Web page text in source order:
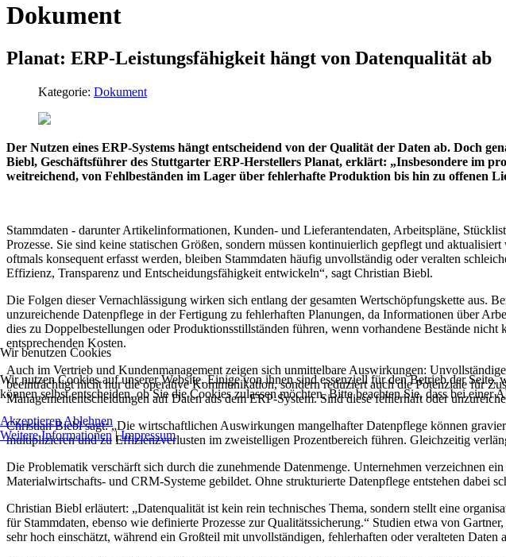
Dokument
Planat: ERP-Leistungsfähigkeit hängt von Datenqualität ab
Kategorie: Dokument
Der Nutzen eines ERP-Systems hängt entscheidend von der Qualität der Daten ab. Doch
Biebl, Geschäftsführer des Stuttgarter ERP-Herstellers Planat, erklärt: „Insbesondere im
weitreichend, von Fehlbeständen im Lager über fehlerhafte Produktion bis hin zu offenen
Stammdaten - darunter Artikelinformationen, Kunden- und Lieferantendaten, Arbeitspläne,
Prozesse. Sie sind keine statischen Größen, sondern müssen kontinuierlich gepflegt und
oftmals konsequent erfasst werden, bleiben Stammdaten häufig unvollständig oder veralten
Effizienz, Transparenz und Entscheidungsfähigkeit entwickeln“, sagt Christian Biebl.
Die Folgen dieser Vernachlässigung wirken sich entlang der gesamten Wertschöpfungskette aus.
unzureichende Datenpflege in der Fertigung zu fehlerhaften Planungen, da Informationen über
dies zu Doppelbestellungen oder Produktionsstillständen führen, wenn vorhandene Bestände
entsprechenden Kosten.
Auch im Vertrieb und Kundenmanagement zeigen sich unmittelbare Auswirkungen:
beeinträchtigt nicht nur die operative Kommunikation, sondern reduziert auch die Potenziale für
Managemententscheidungen auf Daten aus dem ERP-System. Sind diese fehlerhaft oder
Christian Biebl sagt: „Die wirtschaftlichen Auswirkungen mangelhafter Datenpflege können
multiplizieren und zu Effizienzverlusten im zweistelligen Prozentbereich führen. Gleichzeitig
Die Problematik verschärft sich durch die zunehmende Datenmenge. Unternehmen verzeichnen
Materialwirtschafts- und CRM-Systeme gebildet. Ohne strukturierte Datenpflege entstehen dabei
Christian Biebl erläutert: „Datenqualität ist kein rein technisches Thema, sondern stellt eine
für Stammdaten, ebenso wie definierte Prozesse zur Qualitätssicherung.“ Studien etwa von
sehr hoch einschätzt, während ein Großteil mit unvollständigen, fehlerhaften oder veralteten Daten
Wir benutzen Cookies
Wir nutzen Cookies auf unserer Website. Einige von ihnen sind essenziell für den Betrieb der
können selbst entscheiden, ob Sie die Cookies zulassen möchten. Bitte beachten Sie, dass bei
AkzeptierenAblehnen
Weitere Informationen|Impressum